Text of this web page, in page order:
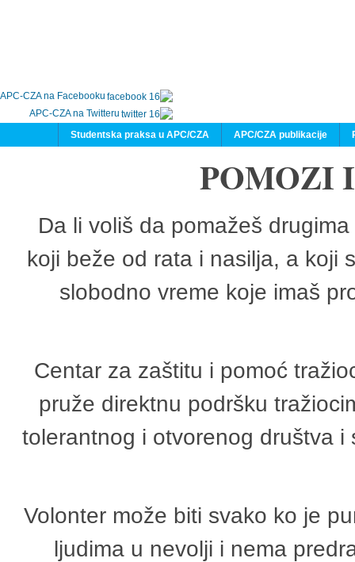
APC-CZA na Facebooku
APC-CZA na Twitteru
APC/CZA publikacije
Studentska praksa u APC/CZA
POMOZI
Da li voliš da pomažeš
koji beže od rata i nasilja, a koji
slobodno vreme koje imaš
Centar za zaštitu i pomoć
pruže direktnu podršku
tolerantnog i otvorenog društva
Volonter može biti svako ko je
ljudima u nevolji i nema